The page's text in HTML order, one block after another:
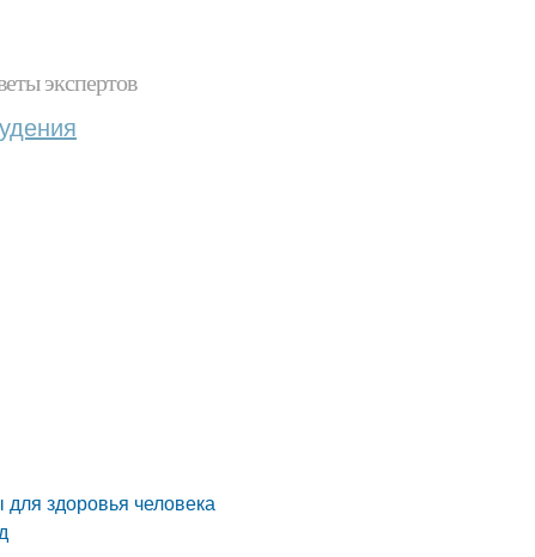
экспертов
здоровья человека